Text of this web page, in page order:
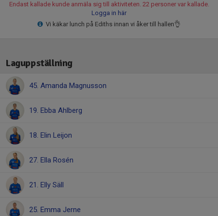
Endast kallade kunde anmäla sig till aktiviteten. 22 personer var kallade.
Logga in här
Vi käkar lunch på Ediths innan vi åker till hallen👌
Laguppställning
45. Amanda Magnusson
19. Ebba Ahlberg
18. Elin Leijon
27. Ella Rosén
21. Elly Säll
25. Emma Jerne